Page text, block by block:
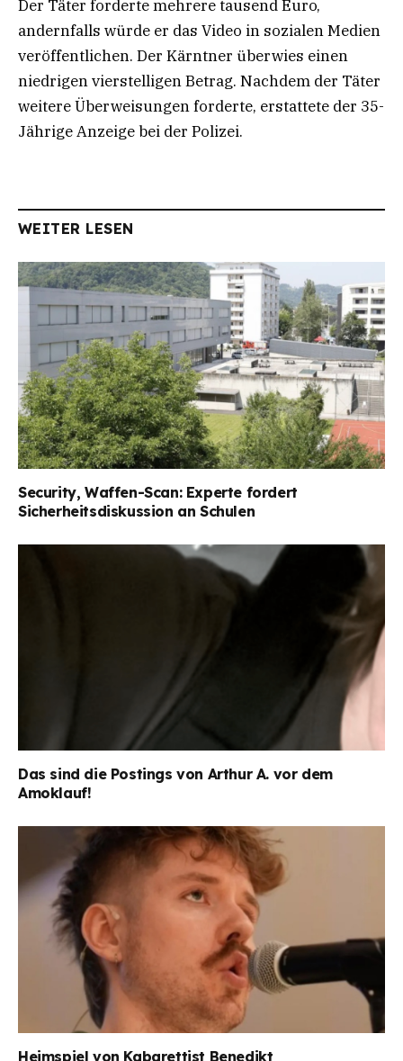
Der Täter forderte mehrere tausend Euro,
andernfalls würde er das Video in sozialen Medien
veröffentlichen. Der Kärntner überwies einen
niedrigen vierstelligen Betrag. Nachdem der Täter
weitere Überweisungen forderte, erstattete der 35-
Jährige Anzeige bei der Polizei.
WEITER LESEN
Security, Waffen-Scan: Experte fordert
Sicherheitsdiskussion an Schulen
Das sind die Postings von Arthur A. vor dem
Amoklauf!
Heimspiel von Kabarettist Benedikt